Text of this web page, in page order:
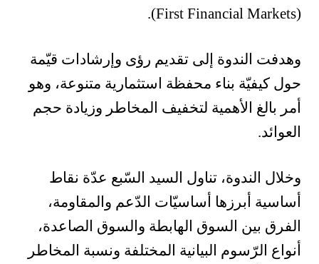
(First Financial Markets).
وهدفت الندوة إلى تقديم رؤى وإرشادات قيّمة
حول كيفيّة بناء محفظة استثمارية متنوعة، وهو
أمر بالغ الأهمية لتخفيف المخاطر وزيادة حجم
العوائد.
وخلال الندوة، تناول السيد السّبع عدّة نقاط
أساسية أبرزها أساسيّات الدّعم والمقاومة،
الفرق بين السوق الهابطة والسوق الصاعدة،
أنواع الرّسوم البيانية المختلفة ونسبة المخاطر